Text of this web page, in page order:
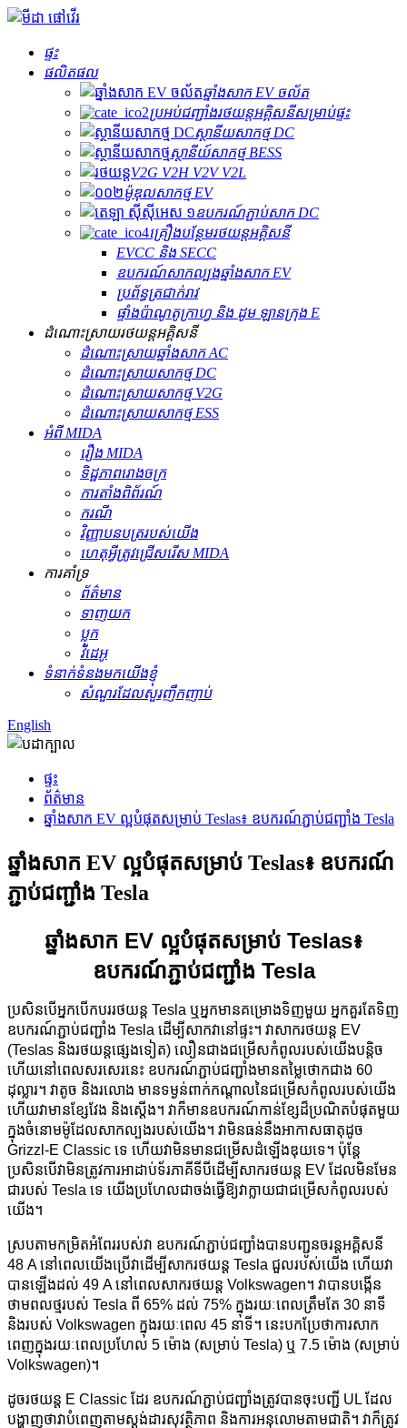
ផ្ទះ
ផលិតផល
ឆ្នាំងសាក EV ចល័ត
ប្រអប់​ជញ្ជាំង​រថយន្ត​អគ្គិសនី​សម្រាប់​ផ្ទះ
ស្ថានីយសាកថ្ម DC
ស្ថានីយ៍សាកថ្ម BESS
V2G V2H V2V V2L
ម៉ូឌុលសាកថ្ម EV
ឧបករណ៍ភ្ជាប់សាក DC
គ្រឿងបន្ថែមរថយន្តអគ្គិសនី
EVCC និង SECC
ឧបករណ៍សាកល្បងឆ្នាំងសាក EV
ប្រព័ន្ធត្រជាក់រាវ
ផ្ទាំងប៉ាណូតូក្រាហ្វ និង ដូម ឡានក្រុង E
ដំណោះស្រាយរថយន្តអគ្គិសនី
ដំណោះស្រាយ​ឆ្នាំងសាក AC
ដំណោះស្រាយសាកថ្ម DC
ដំណោះស្រាយសាកថ្ម V2G
ដំណោះស្រាយសាកថ្ម ESS
អំពី MIDA
រឿង MIDA
ទិដ្ឋភាពរោងចក្រ
ការតាំងពិព័រណ៍
ករណី
វិញ្ញាបនបត្ររបស់យើង
ហេតុអ្វីត្រូវជ្រើសរើស MIDA
ការគាំទ្រ
ព័ត៌មាន
ទាញយក
ប្លុក
វីដេអូ
ទំនាក់ទំនងមកយើងខ្ញុំ
សំណួរដែលសួរញឹកញាប់
English
ផ្ទះ
ព័ត៌មាន
ឆ្នាំងសាក EV ល្អបំផុតសម្រាប់ Teslas៖ ឧបករណ៍ភ្ជាប់ជញ្ជាំង Tesla
ឆ្នាំងសាក EV ល្អបំផុតសម្រាប់ Teslas៖ ឧបករណ៍
ភ្ជាប់ជញ្ជាំង Tesla
ឆ្នាំងសាក EV ល្អបំផុតសម្រាប់ Teslas៖
ឧបករណ៍ភ្ជាប់ជញ្ជាំង Tesla
ប្រសិនបើអ្នកបើកបររថយន្ត Tesla ឬអ្នកមានគម្រោងទិញមួយ អ្នកគួរតែទិញ
ឧបករណ៍ភ្ជាប់ជញ្ជាំង Tesla ដើម្បីសាកវានៅផ្ទះ។ វាសាករថយន្ត EV
(Teslas និងរថយន្តផ្សេងទៀត) លឿនជាងជម្រើសកំពូលរបស់យើងបន្តិច
ហើយនៅពេលសរសេរនេះ ឧបករណ៍ភ្ជាប់ជញ្ជាំងមានតម្លៃថោកជាង 60
ដុល្លារ។ វាតូច និងរលោង មានទម្ងន់ពាក់កណ្តាលនៃជម្រើសកំពូលរបស់យើង
ហើយវាមានខ្សែវែង និងស្តើង។ វាក៏មានឧបករណ៍កាន់ខ្សែដ៏ប្រណិតបំផុតមួយ
ក្នុងចំនោមម៉ូដែលសាកល្បងរបស់យើង។ វាមិនធន់នឹងអាកាសធាតុដូច
Grizzl-E Classic ទេ ហើយវាមិនមានជម្រើសដំឡើងឌុយទេ។ ប៉ុន្តែ
ប្រសិនបើវាមិនត្រូវការអាដាប់ទ័រភាគីទីបីដើម្បីសាករថយន្ត EV ដែលមិនមែន
ជារបស់ Tesla ទេ យើងប្រហែលជាចង់ធ្វើឱ្យវាក្លាយជាជម្រើសកំពូលរបស់
យើង។
ស្របតាម​កម្រិត​អំពែរ​របស់វា ឧបករណ៍​ភ្ជាប់​ជញ្ជាំង​បាន​បញ្ជូន​ចរន្ត​អគ្គិសនី
48 A នៅពេល​យើង​ប្រើវា​ដើម្បី​សាក​រថយន្ត Tesla ជួល​របស់យើង ហើយ​វា​
បាន​ឡើង​ដល់ 49 A នៅពេល​សាក​រថយន្ត Volkswagen។ វា​បាន​បង្កើន​
ថាមពល​ថ្ម​របស់ Tesla ពី 65% ដល់ 75% ក្នុង​រយៈពេល​ត្រឹមតែ 30 នាទី
និង​របស់ Volkswagen ក្នុង​រយៈពេល 45 នាទី។ នេះ​បកប្រែ​ថា​ការ​សាក​
ពេញ​ក្នុង​រយៈពេល​ប្រហែល 5 ម៉ោង (សម្រាប់ Tesla) ឬ 7.5 ម៉ោង (សម្រាប់
Volkswagen)។
ដូចរថយន្ត E Classic ដែរ ឧបករណ៍ភ្ជាប់ជញ្ជាំងត្រូវបានចុះបញ្ជី UL ដែល
បង្ហាញថាវាបំពេញតាមស្តង់ដារសុវត្ថិភាព និងការអនុលោមតាមជាតិ។ វាក៏ត្រូវ